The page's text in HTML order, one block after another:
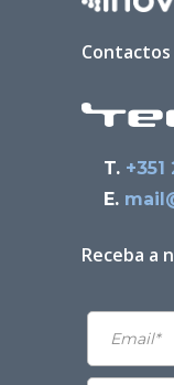
Contactos
T.
E.
Receba a